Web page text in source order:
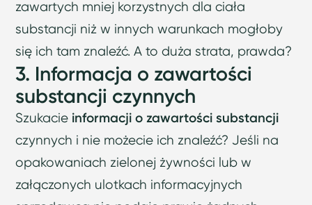
zawartych mniej korzystnych dla ciała
substancji niż w innych warunkach mogłoby
się ich tam znaleźć. A to duża strata, prawda?
3. Informacja o zawartości
substancji czynnych
Szukacie informacji o zawartości substancji
czynnych i nie możecie ich znaleźć? Jeśli na
opakowaniach zielonej żywności lub w
załączonych ulotkach informacyjnych